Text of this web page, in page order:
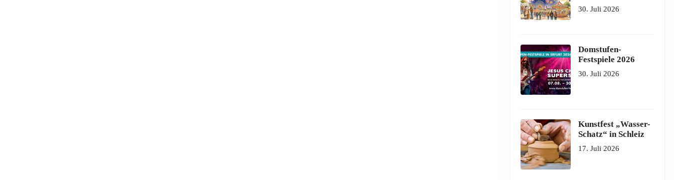
30. Juli 2026
Domstufen-
Festspiele 2026
30. Juli 2026
Kunstfest „Wasser-
Schatz“ in Schleiz
17. Juli 2026